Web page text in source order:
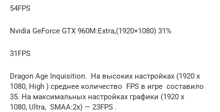
54FPS
Nvidia GeForce GTX 960M:Extra,(1920×1080) 31%
31FPS
Dragon Age Inquisition. На высоких настройках (1920 x
1080, High ) среднее количество FPS в игре составило
35. На максимальных настройках графики (1920 x
1080, Ultra, SMAA:2x) — 23FPS .